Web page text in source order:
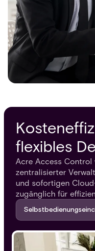
flexibles
Acre Access
zentralisierter
und sofortigen
zugänglich für